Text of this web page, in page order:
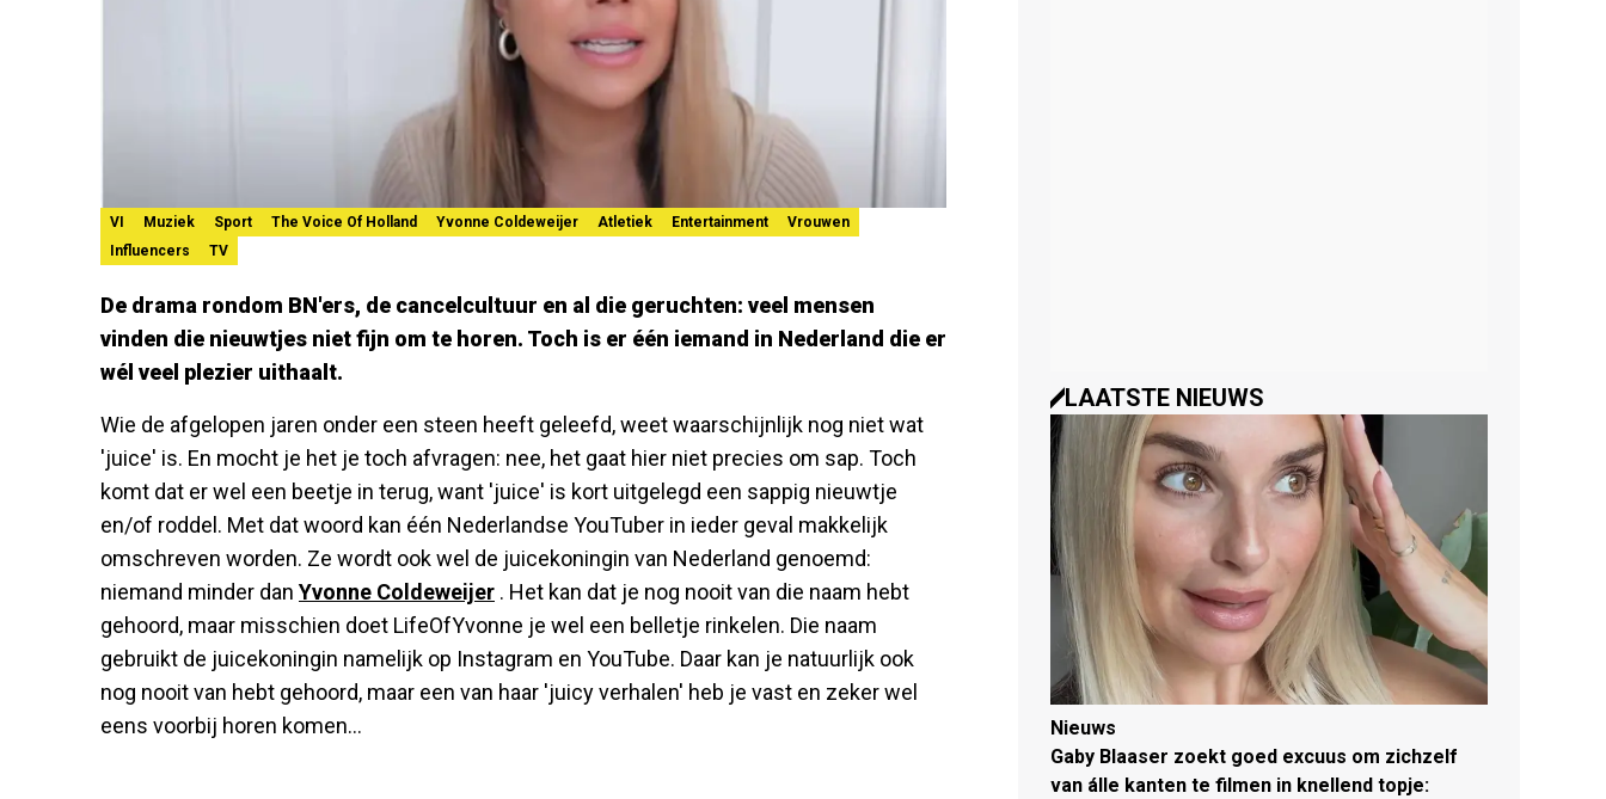
VI Muziek Sport The Voice Of Holland Yvonne Coldeweijer Atletiek Entertainment
Vrouwen
Influencers
TV
De drama rondom BN'ers, de cancelcultuur en al die geruchten: veel mensen
vinden die nieuwtjes niet fijn om te horen. Toch is er één iemand in Nederland die er
wél veel plezier uithaalt.
Wie de afgelopen jaren onder een steen heeft geleefd, weet waarschijnlijk nog niet wat
'juice' is. En mocht je het je toch afvragen: nee, het gaat hier niet precies om sap. Toch
komt dat er wel een beetje in terug, want 'juice' is kort uitgelegd een sappig nieuwtje
en/of roddel. Met dat woord kan één Nederlandse YouTuber in ieder geval makkelijk
omschreven worden. Ze wordt ook wel de juicekoningin van Nederland genoemd:
niemand minder dan Yvonne Coldeweijer . Het kan dat je nog nooit van die naam hebt
gehoord, maar misschien doet LifeOfYvonne je wel een belletje rinkelen. Die naam
gebruikt de juicekoningin namelijk op Instagram en YouTube. Daar kan je natuurlijk ook
nog nooit van hebt gehoord, maar een van haar 'juicy verhalen' heb je vast en zeker wel
eens voorbij horen komen...
LAATSTE NIEUWS
Nieuws
Gaby Blaaser zoekt goed excuus om zichzelf
van álle kanten te filmen in knellend topje: